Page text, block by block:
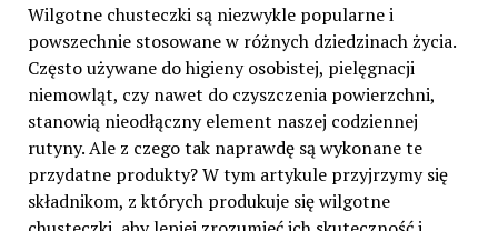
Wilgotne chusteczki są niezwykle popularne i
powszechnie stosowane w różnych dziedzinach życia.
Często używane do higieny osobistej, pielęgnacji
niemowląt, czy nawet do czyszczenia powierzchni,
stanowią nieodłączny element naszej codziennej
rutyny. Ale z czego tak naprawdę są wykonane te
przydatne produkty? W tym artykule przyjrzymy się
składnikom, z których produkuje się wilgotne